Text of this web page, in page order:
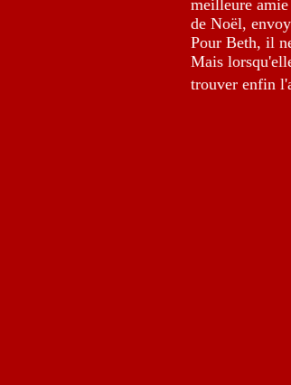
meilleure amie
de Noël,
Pour Beth, il
Mais
trouver enfin